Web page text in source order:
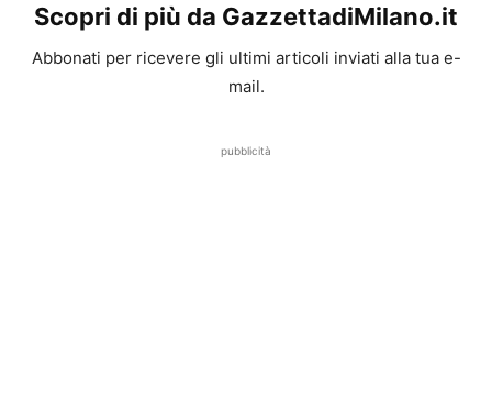
Scopri di più da GazzettadiMilano.it
Abbonati per ricevere gli ultimi articoli inviati alla tua e-
mail.
pubblicità